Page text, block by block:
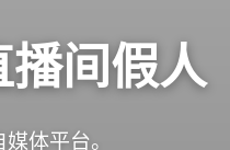
播间假人
体平台。